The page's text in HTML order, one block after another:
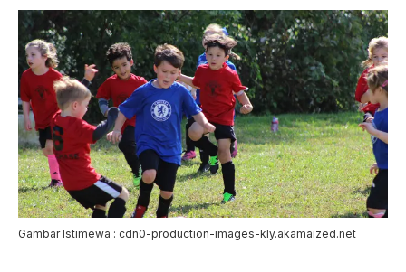
Gambar Istimewa : cdn0-production-images-kly.akamaized.net